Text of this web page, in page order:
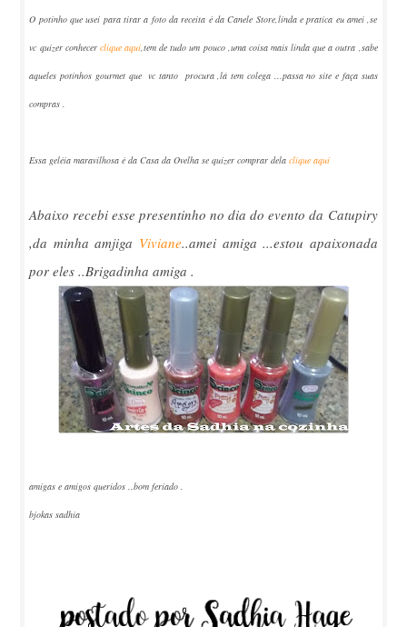
O potinho que usei para tirar a foto da receita é da Canele Store,linda e pratica eu amei ,se
vc quizer conhecer clique aqui ,tem de tudo um pouco ,uma coisa mais linda que a outra ,sabe
aqueles potinhos gourmet que vc tanto procura ,lá tem colega ...passa no site e faça suas
compras .
Essa geléia maravilhosa é da Casa da Ovelha se quizer comprar delaclique aqui
Abaixo recebi esse presentinho no dia do evento da Catupiry
,da minha amjiga Viviane..amei amiga ...estou apaixonada
por eles ..Brigadinha amiga .
amigas e amigos queridos ..bom feriado .
bjokas sadhia